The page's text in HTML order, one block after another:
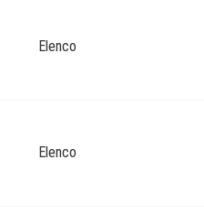
Elenco
Elenco